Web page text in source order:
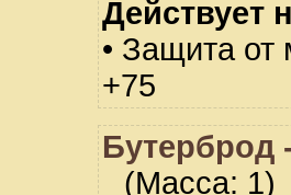
Действует
• Защита от
+75
Бутерброд
(Масса: 1)